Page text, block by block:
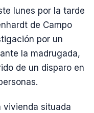
lunes por la tarde
de Campo
por un
la madrugada,
de un disparo en
vivienda situada